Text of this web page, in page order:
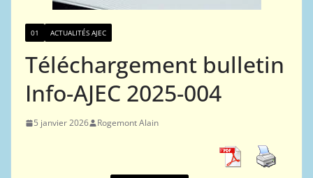
01 ACTUALITÉS AJEC
Téléchargement bulletin
Info-AJEC 2025-004
5 janvier 2026 Rogemont Alain